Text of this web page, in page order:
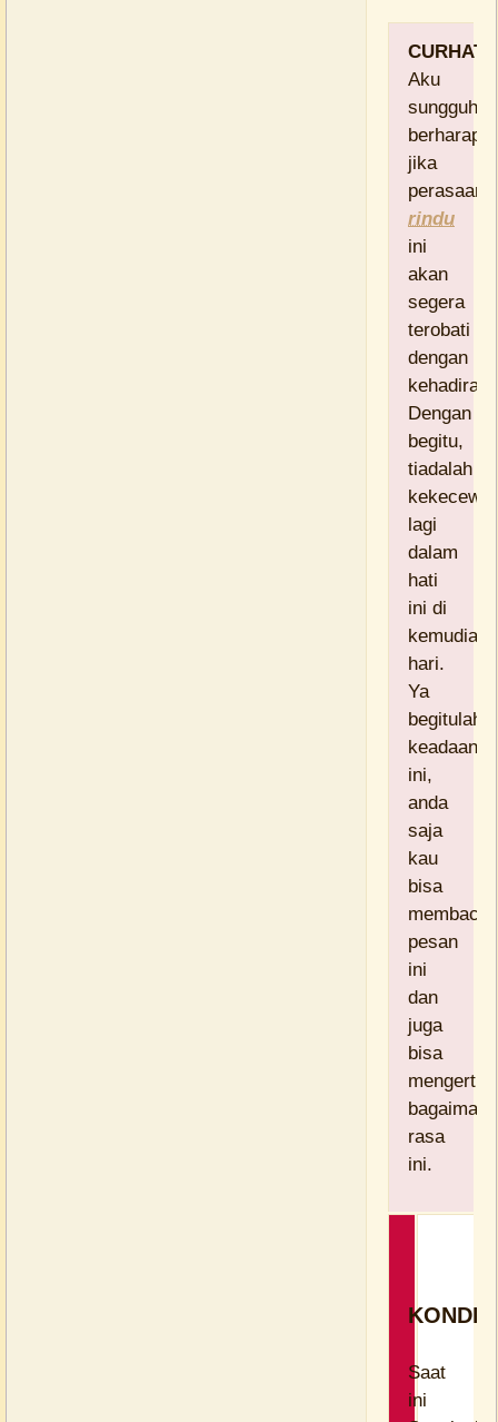
CURHAT:
Aku
sungguh
berharap,
jika
perasaan
rindu
ini
akan
segera
terobati
dengan
Dengan
begitu,
tiadalah
lagi
dalam
hati
ini di
kemudian
hari.
Ya
begitulah
keadaan
ini,
anda
saja
kau
bisa
membaca
pesan
ini
dan
juga
bisa
mengerti
bagaimana
rasa
ini.
Saat
ini